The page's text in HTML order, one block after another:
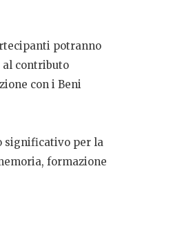
potranno
contributo
con i Beni
significativo per la
formazione